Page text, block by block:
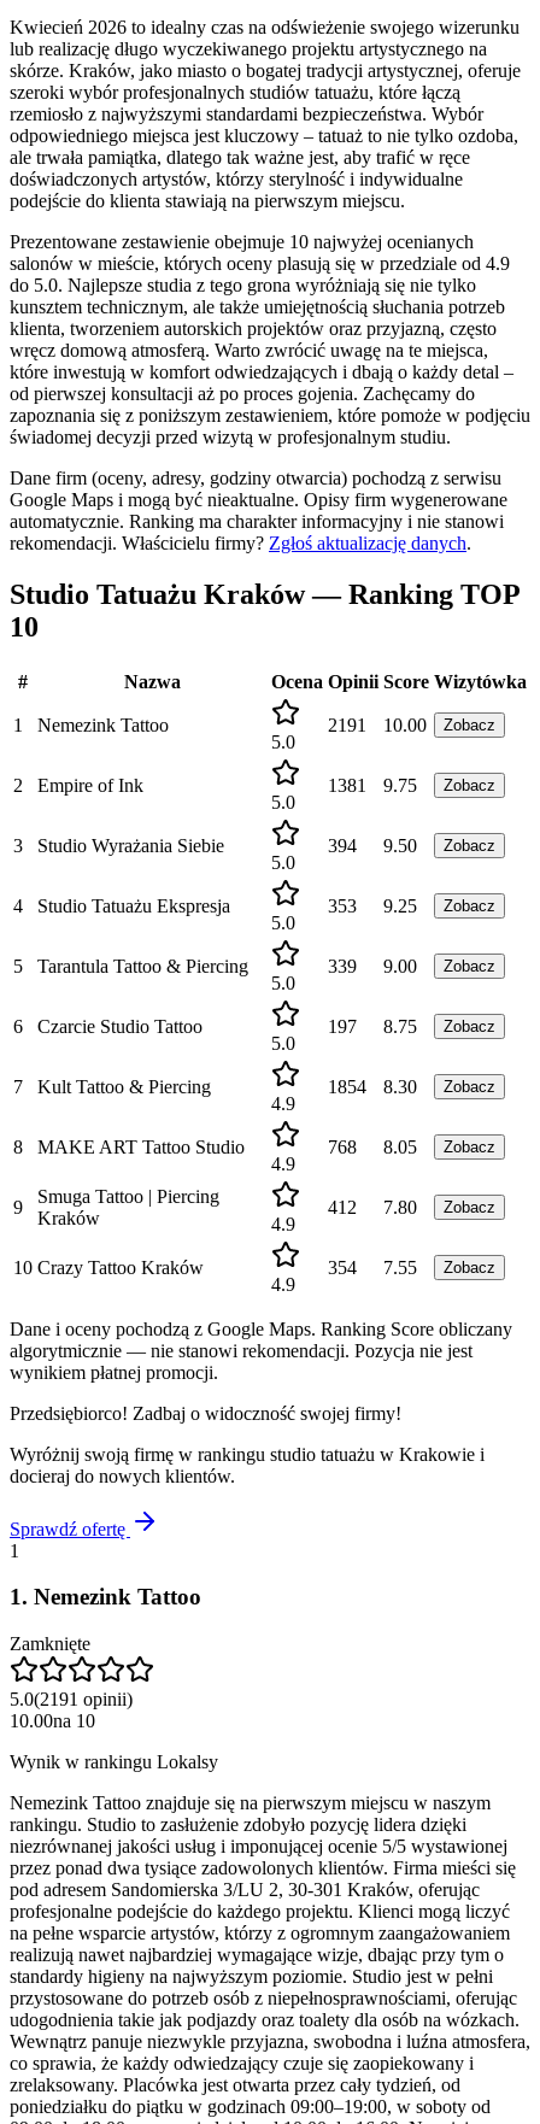
Kwiecień 2026 to idealny czas na odświeżenie swojego wizerunku
lub realizację długo wyczekiwanego projektu artystycznego na
skórze. Kraków, jako miasto o bogatej tradycji artystycznej, oferuje
szeroki wybór profesjonalnych studiów tatuażu, które łączą
rzemiosło z najwyższymi standardami bezpieczeństwa. Wybór
odpowiedniego miejsca jest kluczowy – tatuaż to nie tylko ozdoba,
ale trwała pamiątka, dlatego tak ważne jest, aby trafić w ręce
doświadczonych artystów, którzy sterylność i indywidualne
podejście do klienta stawiają na pierwszym miejscu.
Prezentowane zestawienie obejmuje 10 najwyżej ocenianych
salonów w mieście, których oceny plasują się w przedziale od 4.9
do 5.0. Najlepsze studia z tego grona wyróżniają się nie tylko
kunsztem technicznym, ale także umiejętnością słuchania potrzeb
klienta, tworzeniem autorskich projektów oraz przyjazną, często
wręcz domową atmosferą. Warto zwrócić uwagę na te miejsca,
które inwestują w komfort odwiedzających i dbają o każdy detal –
od pierwszej konsultacji aż po proces gojenia. Zachęcamy do
zapoznania się z poniższym zestawieniem, które pomoże w podjęciu
świadomej decyzji przed wizytą w profesjonalnym studiu.
Dane firm (oceny, adresy, godziny otwarcia) pochodzą z serwisu
Google Maps i mogą być nieaktualne. Opisy firm wygenerowane
automatycznie. Ranking ma charakter informacyjny i nie stanowi
rekomendacji. Właścicielu firmy? Zgłoś aktualizację danych.
Studio Tatuażu Kraków — Ranking TOP
10
# Nazwa Ocena Opinii Score Wizytówka
1
Nemezink Tattoo
5.0
2191 10.00 Zobacz
2
Empire of Ink
5.0
1381 9.75 Zobacz
3
Studio Wyrażania Siebie
5.0
394 9.50 Zobacz
4
Studio Tatuażu Ekspresja
5.0
353 9.25 Zobacz
5
Tarantula Tattoo & Piercing
5.0
339 9.00 Zobacz
6
Czarcie Studio Tattoo
5.0
197 8.75 Zobacz
7
Kult Tattoo & Piercing
4.9
1854 8.30 Zobacz
8
MAKE ART Tattoo Studio
4.9
768 8.05 Zobacz
9
Smuga Tattoo | Piercing
Kraków
4.9
412 7.80 Zobacz
10 Crazy Tattoo Kraków
4.9
354 7.55 Zobacz
Dane i oceny pochodzą z Google Maps. Ranking Score obliczany
algorytmicznie — nie stanowi rekomendacji. Pozycja nie jest
wynikiem płatnej promocji.
Przedsiębiorco! Zadbaj o widoczność swojej firmy!
Wyróżnij swoją firmę w rankingu studio tatuażu w Krakowie i
docieraj do nowych klientów.
Sprawdź ofertę
1
1. Nemezink Tattoo
Zamknięte
5.0(2191 opinii)
10.00na 10
Wynik w rankingu Lokalsy
Nemezink Tattoo znajduje się na pierwszym miejscu w naszym
rankingu. Studio to zasłużenie zdobyło pozycję lidera dzięki
niezrównanej jakości usług i imponującej ocenie 5/5 wystawionej
przez ponad dwa tysiące zadowolonych klientów. Firma mieści się
pod adresem Sandomierska 3/LU 2, 30-301 Kraków, oferując
profesjonalne podejście do każdego projektu. Klienci mogą liczyć
na pełne wsparcie artystów, którzy z ogromnym zaangażowaniem
realizują nawet najbardziej wymagające wizje, dbając przy tym o
standardy higieny na najwyższym poziomie. Studio jest w pełni
przystosowane do potrzeb osób z niepełnosprawnościami, oferując
udogodnienia takie jak podjazdy oraz toalety dla osób na wózkach.
Wewnątrz panuje niezwykle przyjazna, swobodna i luźna atmosfera,
co sprawia, że każdy odwiedzający czuje się zaopiekowany i
zrelaksowany. Placówka jest otwarta przez cały tydzień, od
poniedziałku do piątku w godzinach 09:00–19:00, w soboty od